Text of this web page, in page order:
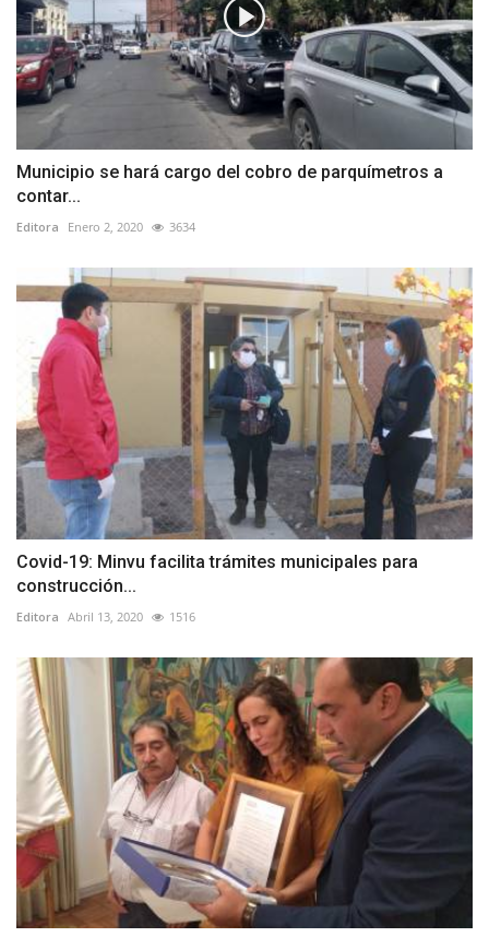
Municipio se hará cargo del cobro de parquímetros a
contar...
Editora Enero 2, 2020 3634
Covid-19: Minvu facilita trámites municipales para
construcción...
Editora Abril 13, 2020 1516